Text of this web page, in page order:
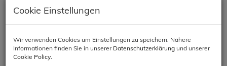
Beschreibung
Objektbeschreibung
Cookie Einstellungen
Wir verwenden Cookies um Einstellungen zu speichern. Nähere
Informationen finden Sie in unserer Datenschutzerklärung und unserer
Cookie Policy.